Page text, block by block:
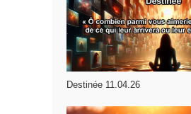
Destinée 11.04.26